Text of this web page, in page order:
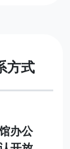
方式
办公